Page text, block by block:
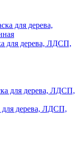
для дерева, ЛДСП,
для дерева, ЛДСП,